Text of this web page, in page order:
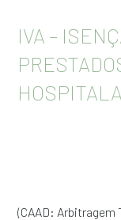
IVA –
(CAAD: Arbitragem